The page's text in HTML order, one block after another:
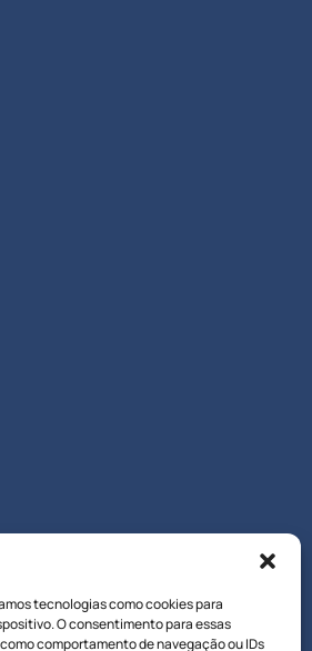
tecnologias como cookies para
O consentimento para essas
comportamento de navegação ou IDs